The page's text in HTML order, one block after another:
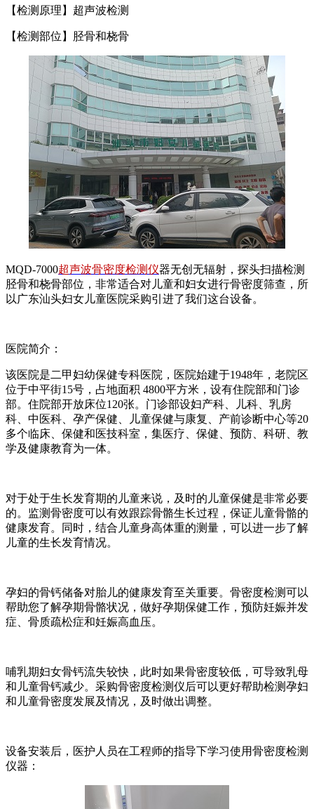
【检测原理】超声波检测
【检测部位】胫骨和桡骨
MQD-7000超声波骨密度检测仪器无创无辐射，探头扫描检测
胫骨和桡骨部位，非常适合对儿童和妇女进行骨密度筛查，所
以广东汕头妇女儿童医院采购引进了我们这台设备。
医院简介：
该医院是二甲妇幼保健专科医院，医院始建于1948年，老院区
位于中平街15号，占地面积 4800平方米，设有住院部和门诊
部。住院部开放床位120张。门诊部设妇产科、儿科、乳房
科、中医科、孕产保健、儿童保健与康复、产前诊断中心等20
多个临床、保健和医技科室，集医疗、保健、预防、科研、教
学及健康教育为一体。
对于处于生长发育期的儿童来说，及时的儿童保健是非常必要
的。监测骨密度可以有效跟踪骨骼生长过程，保证儿童骨骼的
健康发育。同时，结合儿童身高体重的测量，可以进一步了解
儿童的生长发育情况。
孕妇的骨钙储备对胎儿的健康发育至关重要。骨密度检测可以
帮助您了解孕期骨骼状况，做好孕期保健工作，预防妊娠并发
症、骨质疏松症和妊娠高血压。
哺乳期妇女骨钙流失较快，此时如果骨密度较低，可导致乳母
和儿童骨钙减少。采购骨密度检测仪后可以更好帮助检测孕妇
和儿童骨密度发展及情况，及时做出调整。
设备安装后，医护人员在工程师的指导下学习使用骨密度检测
仪器：